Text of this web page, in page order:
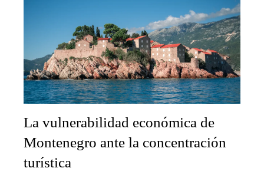
La vulnerabilidad económica de
Montenegro ante la concentración
turística